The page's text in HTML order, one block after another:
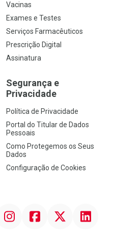
Vacinas
Exames e Testes
Serviços Farmacêuticos
Prescrição Digital
Assinatura
Segurança e
Privacidade
Política de Privacidade
Portal do Titular de Dados
Pessoais
Como Protegemos os Seus
Dados
Configuração de Cookies
InstagramFacebookTwitter Linkedin